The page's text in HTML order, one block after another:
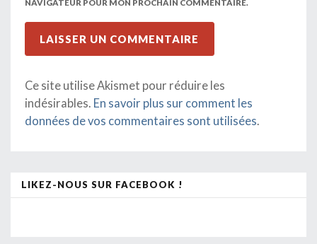
NAVIGATEUR POUR MON PROCHAIN COMMENTAIRE.
Ce site utilise Akismet pour réduire les
indésirables. En savoir plus sur comment les
données de vos commentaires sont utilisées.
LIKEZ-NOUS SUR FACEBOOK !